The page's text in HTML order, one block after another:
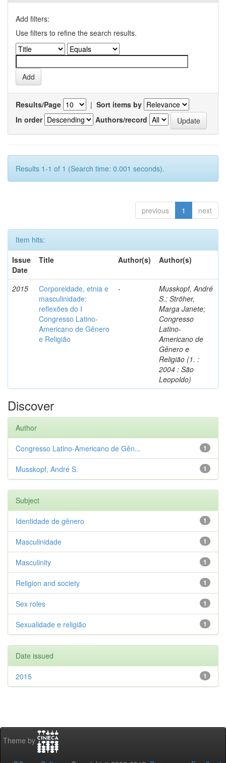
Add filters:
Use filters to refine the search results.
Results/Page | Sort items by
In order
Authors/record
Results 1-1 of 1 (Search time: 0.001 seconds).
previous 1 next
Item hits:
Issue
Date
Title Author(s) Author(s)
2015
Corporeidade, etnia e
masculinidade:
reflexões do I
Congresso Latino-
Americano de Gênero
e Religião
-
Musskopf, André
S.; Ströher,
Marga Janete;
Congresso
Latino-
Americano de
Gênero e
Religião (1. :
2004 : São
Leopoldo)
Discover
Author
1
Congresso Latino-Americano de Gên...
1
Musskopf, André S.
Subject
1
Identidade de gênero
1
Masculinidade
1
Masculinity
1
Religion and society
1
Sex roles
1
Sexualidade e religião
Date issued
1
2015
Theme by